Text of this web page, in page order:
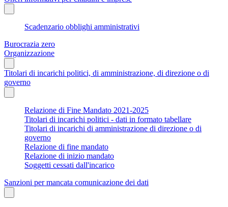
Scadenzario obblighi amministrativi
Burocrazia zero
Organizzazione
Titolari di incarichi politici, di amministrazione, di direzione o di
governo
Relazione di Fine Mandato 2021-2025
Titolari di incarichi politici - dati in formato tabellare
Titolari di incarichi di amministrazione di direzione o di
governo
Relazione di fine mandato
Relazione di inizio mandato
Soggetti cessati dall'incarico
Sanzioni per mancata comunicazione dei dati